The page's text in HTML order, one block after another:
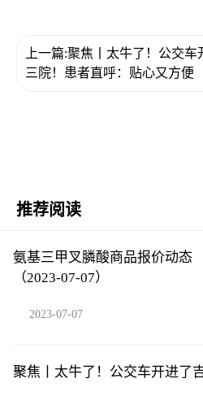
上一篇:聚焦丨太牛了！公交车
三院！患者直呼：贴心又方便
推荐阅读
氨基三甲叉膦酸商品报价动态
（2023-07-07）
2023-07-07
聚焦丨太牛了！公交车开进了